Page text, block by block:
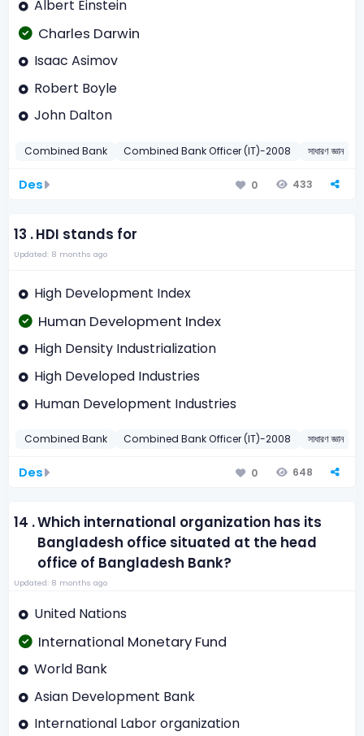
Albert Einstein
Charles Darwin
Isaac Asimov
Robert Boyle
John Dalton
Combined Bank Combined Bank Officer (IT)-2008 সাধারণ জ্ঞান
Des 0 433
13 .HDI stands for
Updated: 8 months ago
High Development Index
Human Development Index
High Density Industrialization
High Developed Industries
Human Development Industries
Combined Bank Combined Bank Officer (IT)-2008 সাধারণ জ্ঞান
Des 0 648
14 .Which international organization has its
Bangladesh office situated at the head
office of Bangladesh Bank?
Updated: 8 months ago
United Nations
International Monetary Fund
World Bank
Asian Development Bank
International Labor organization